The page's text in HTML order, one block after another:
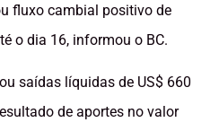
fluxo cambial positivo de
o dia 16, informou o BC.
saídas líquidas de US$ 660
de aportes no valor